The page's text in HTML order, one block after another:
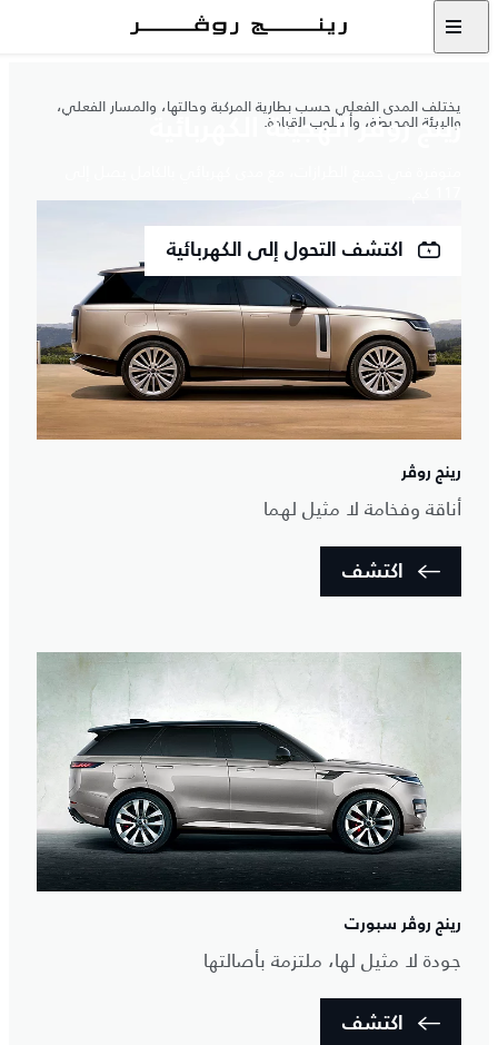
رينج روڤر الهجينة الكهربائية
اكتشف التحول إلى الكهربائية
يختلف المدى الفعلي حسب بطارية المركبة وحالتها، والمسار الفعلي،
والبيئة المحيطة، وأسلوب القيادة.
رينج روڤر
أناقة وفخامة لا مثيل لهما
اكتشف
رينج روڤر سبورت
جودة لا مثيل لها، ملتزمة بأصالتها
اكتشف